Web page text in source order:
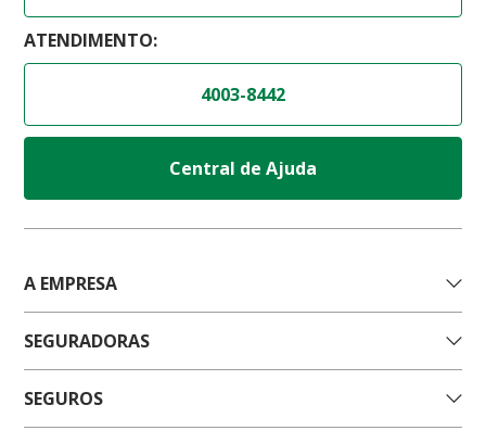
ATENDIMENTO:
4003-8442
Central de Ajuda
A EMPRESA
SEGURADORAS
SEGUROS